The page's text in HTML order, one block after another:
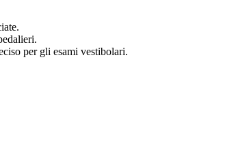
per gli esami vestibolari.